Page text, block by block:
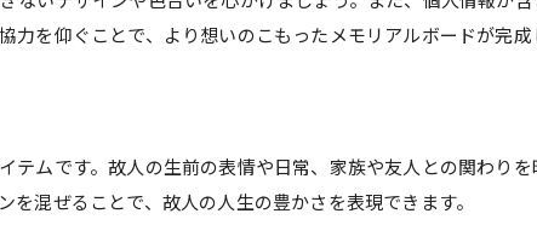
を仰ぐことで、より想いのこもったメモリアルボードが完成
ムです。故人の生前の表情や日常、家族や友人との関わり
混ぜることで、故人の人生の豊かさを表現できます。